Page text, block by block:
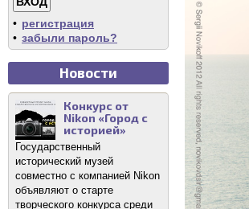
• регистрация
• забыли пароль?
Новости
Конкурс от
Nikon «Город с
историей»
Государственный
исторический музей
совместно с компанией Nikon
объявляют о старте
творческого конкурса среди